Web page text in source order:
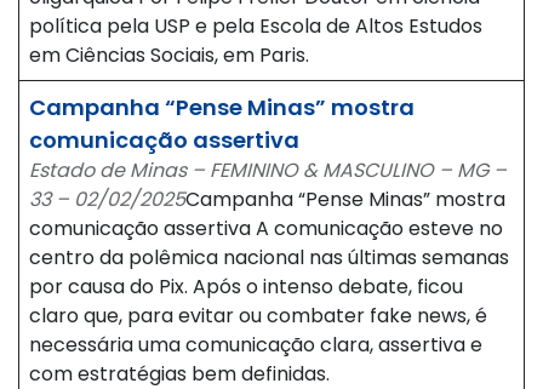
política pela USP e pela Escola de Altos Estudos
em Ciências Sociais, em Paris.
Campanha “Pense Minas” mostra
comunicação assertiva
Estado de Minas – FEMININO & MASCULINO – MG –
33 – 02/02/2025Campanha “Pense Minas” mostra
comunicação assertiva A comunicação esteve no
centro da polêmica nacional nas últimas semanas
por causa do Pix. Após o intenso debate, ficou
claro que, para evitar ou combater fake news, é
necessária uma comunicação clara, assertiva e
com estratégias bem definidas.